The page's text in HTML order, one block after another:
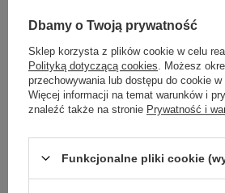
ecru
Zobacz wszystkie
ZALOGUJ SIĘ I
Dbamy o Twoją prywatność
Sklep korzysta z plików cookie w celu
Polityką dotyczącą cookies . Możesz
przechowywania lub dostępu do cookie w
Więcej informacji na temat warunków i
znaleźć także na stronie Prywatność i
Funkcjonalne pliki cookie